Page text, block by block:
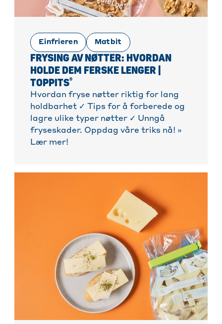
Einfrieren Matbit
FRYSING AV NØTTER: HVORDAN
HOLDE DEM FERSKE LENGER |
TOPPITS®
Hvordan fryse nøtter riktig for lang
holdbarhet ✓ Tips for å forberede og
lagre ulike typer nøtter ✓ Unngå
fryseskader. Oppdag våre triks nå! »
Lær mer!